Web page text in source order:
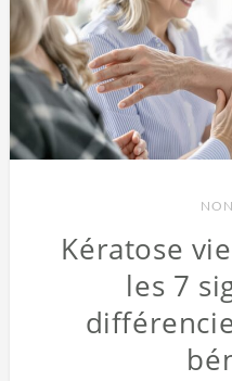
Kératose
les 7